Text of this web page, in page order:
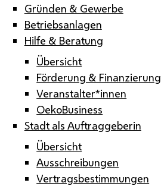
Gründen & Gewerbe
Betriebsanlagen
Hilfe & Beratung
Übersicht
Förderung & Finanzierung
Veranstalter*innen
OekoBusiness
Stadt als Auftraggeberin
Übersicht
Ausschreibungen
Vertragsbestimmungen